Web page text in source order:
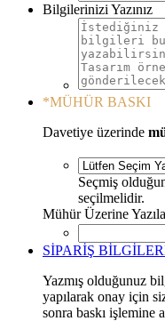
Bilgilerinizi Yazınız
*MÜHÜR BASKI
Davetiye üzerinde
Seçmiş
seçilmelidir.
Mühür Üzerine
SİPARİŞ
Yazmış olduğunuz
yapılarak onay için
sonra baskı işlemine